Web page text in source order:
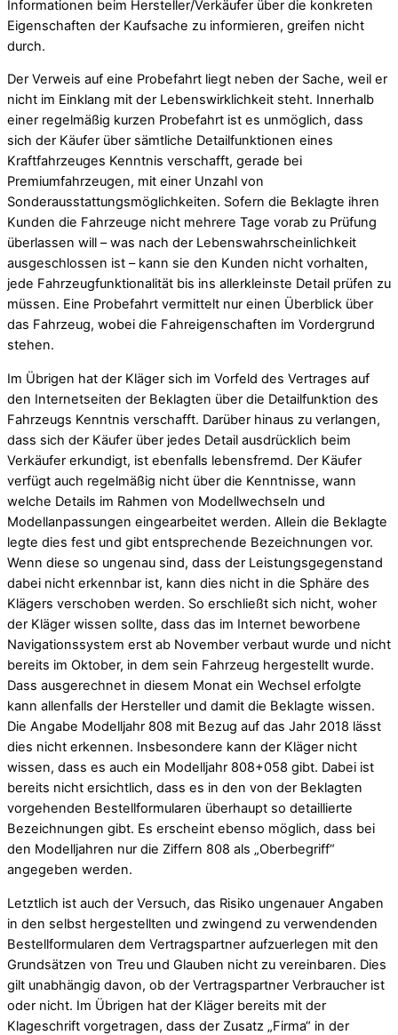
Informationen beim Hersteller/Verkäufer über die konkreten
Eigenschaften der Kaufsache zu informieren, greifen nicht
durch.
Der Verweis auf eine Probefahrt liegt neben der Sache, weil er
nicht im Einklang mit der Lebenswirklichkeit steht. Innerhalb
einer regelmäßig kurzen Probefahrt ist es unmöglich, dass
sich der Käufer über sämtliche Detailfunktionen eines
Kraftfahrzeuges Kenntnis verschafft, gerade bei
Premiumfahrzeugen, mit einer Unzahl von
Sonderausstattungsmöglichkeiten. Sofern die Beklagte ihren
Kunden die Fahrzeuge nicht mehrere Tage vorab zu Prüfung
überlassen will – was nach der Lebenswahrscheinlichkeit
ausgeschlossen ist – kann sie den Kunden nicht vorhalten,
jede Fahrzeugfunktionalität bis ins allerkleinste Detail prüfen zu
müssen. Eine Probefahrt vermittelt nur einen Überblick über
das Fahrzeug, wobei die Fahreigenschaften im Vordergrund
stehen.
Im Übrigen hat der Kläger sich im Vorfeld des Vertrages auf
den Internetseiten der Beklagten über die Detailfunktion des
Fahrzeugs Kenntnis verschafft. Darüber hinaus zu verlangen,
dass sich der Käufer über jedes Detail ausdrücklich beim
Verkäufer erkundigt, ist ebenfalls lebensfremd. Der Käufer
verfügt auch regelmäßig nicht über die Kenntnisse, wann
welche Details im Rahmen von Modellwechseln und
Modellanpassungen eingearbeitet werden. Allein die Beklagte
legte dies fest und gibt entsprechende Bezeichnungen vor.
Wenn diese so ungenau sind, dass der Leistungsgegenstand
dabei nicht erkennbar ist, kann dies nicht in die Sphäre des
Klägers verschoben werden. So erschließt sich nicht, woher
der Kläger wissen sollte, dass das im Internet beworbene
Navigationssystem erst ab November verbaut wurde und nicht
bereits im Oktober, in dem sein Fahrzeug hergestellt wurde.
Dass ausgerechnet in diesem Monat ein Wechsel erfolgte
kann allenfalls der Hersteller und damit die Beklagte wissen.
Die Angabe Modelljahr 808 mit Bezug auf das Jahr 2018 lässt
dies nicht erkennen. Insbesondere kann der Kläger nicht
wissen, dass es auch ein Modelljahr 808+058 gibt. Dabei ist
bereits nicht ersichtlich, dass es in den von der Beklagten
vorgehenden Bestellformularen überhaupt so detaillierte
Bezeichnungen gibt. Es erscheint ebenso möglich, dass bei
den Modelljahren nur die Ziffern 808 als „Oberbegriff“
angegeben werden.
Letztlich ist auch der Versuch, das Risiko ungenauer Angaben
in den selbst hergestellten und zwingend zu verwendenden
Bestellformularen dem Vertragspartner aufzuerlegen mit den
Grundsätzen von Treu und Glauben nicht zu vereinbaren. Dies
gilt unabhängig davon, ob der Vertragspartner Verbraucher ist
oder nicht. Im Übrigen hat der Kläger bereits mit der
Klageschrift vorgetragen, dass der Zusatz „Firma“ in der